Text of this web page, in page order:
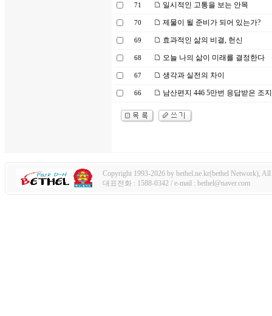
71 일시적인 고통을 보는 안목
70 제물이 될 준비가 되어 있는가?
69 효과적인 삶의 비결, 헌신
68 오늘 나의 삶이 미래를 결정한다
67 생각과 실전의 차이
66 남산편지 446 5만번 응답받은 조
Copyright 1993-2026 by bethel.ne.kr(bethel Network), All
대표전화 : 1588-0342 / e-mail : bethel@naver.com